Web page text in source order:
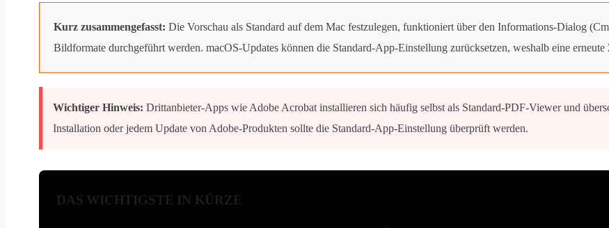
Kurz zusammengefasst: Die Vorschau als Standard auf dem Mac festzulegen, funktioniert über den Informations-Dialog
Bildformate durchgeführt werden. macOS-Updates können die Standard-App-Einstellung zurücksetzen, weshalb eine
Wichtiger Hinweis: Drittanbieter-Apps wie Adobe Acrobat installieren sich häufig selbst als Standard-PDF-Viewer und
Installation oder jedem Update von Adobe-Produkten sollte die Standard-App-Einstellung überprüft werden.
DAS WICHTIGSTE IN KÜRZE